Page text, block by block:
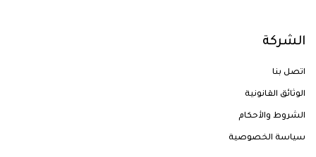
الشركة
اتصل بنا
الوثائق القانونية
الشروط والأحكام
سياسة الخصوصية